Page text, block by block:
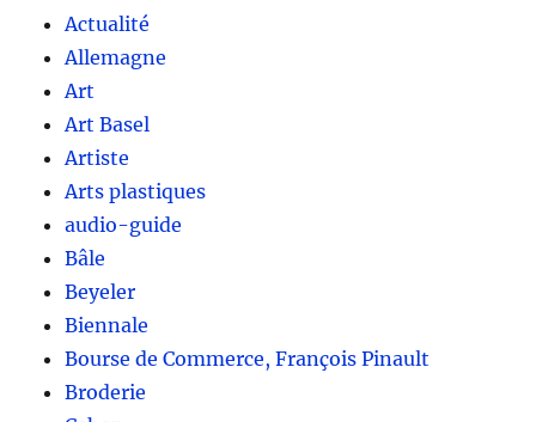
Actualité
Allemagne
Art
Art Basel
Artiste
Arts plastiques
audio-guide
Bâle
Beyeler
Biennale
Bourse de Commerce, François Pinault
Broderie